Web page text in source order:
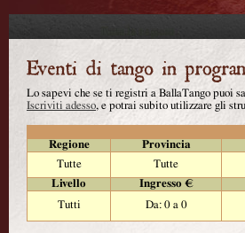
Lo sapevi che se ti registri a BallaTango puoi
Iscriviti adesso, e potrai subito utilizzare gli
Regione
Provincia
Tutte
Tutte
Livello
Ingresso €
Tutti
Da: 0 a 0